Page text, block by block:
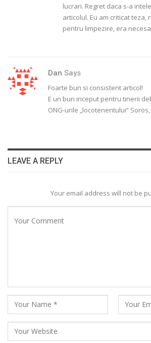
lucrari. Regret daca s-a
articolul. Eu am criticat teza,
pentru limpezire, era
Dan Says
Foarte bun si consistent articol!
E un bun inceput pentru tinerii
ONG-urile „locotenentului”
LEAVE A REPLY
Your email address will not be